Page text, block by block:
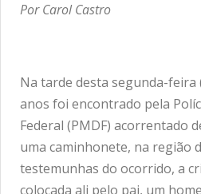
Por Carol Castro
Na tarde desta segunda-feira
anos foi encontrado pela
Federal (PMDF) acorrentado
uma caminhonete, na região
testemunhas do ocorrido, a
colocada ali pelo pai, um